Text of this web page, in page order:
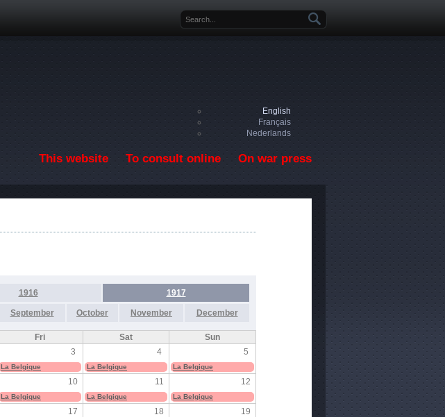
Search form
English
Français
Nederlands
This website To consult online On war press
1916 1917
September October November December
Fri Sat
Sun
3 4 5
La Belgique La Belgique La Belgique
10 11 12
La Belgique La Belgique La Belgique
17 18 19